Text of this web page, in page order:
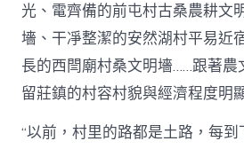
光、電齊備的前屯村古桑農耕文
墻、干凈整潔的安然湖村平易近
長的西閆廟村桑文明墻……跟著農
留莊鎮的村容村貌與經濟程度明
“以前，村里的路都是土路，每